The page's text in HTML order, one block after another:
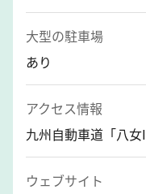
大型の駐車場
あり
アクセス情報
九州自動車道「八
ウェブサイト